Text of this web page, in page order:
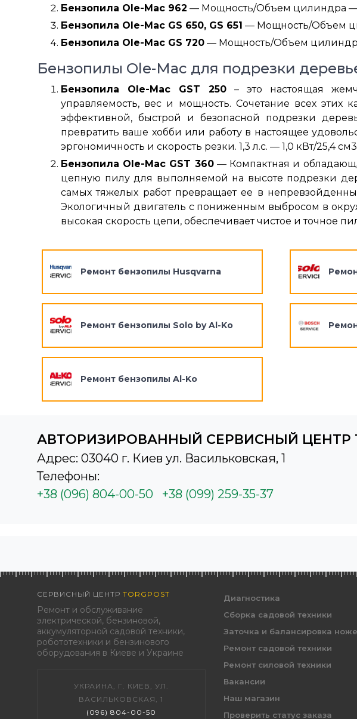
Бензопила Ole-Mac 962 — Мощность/Объем цилиндра —
Бензопила Ole-Mac GS 650, GS 651 — Мощность/Объем
Бензопила Ole-Mac GS 720 — Мощность/Объем
Бензопилы Ole-Mac для подрезки
Бензопила Ole-Mac GST 250– это настоящая
управляемость, вес и мощность. Сочетание всех
эффективной, быстрой и безопасной подрезки
превратить ваше хобби или работу в настоящее
эргономичность и скорость резки. 1,3 л.с. — 1,0 кВт/25,4 см3
Бензопила Ole-Mac GST 360— Компактная и
цепную пилу для выполняемой на высоте подрезки
самых тяжелых работ превращает ее в
Экологичный двигатель с пониженным выбросом в
высокая скорость цепи, обеспечивает чистое и точное
Ремонт бензопилы Husqvarna
Ремонт бензопилы Solo by Al-Ko
Ремонт бензопилы Al-Ko
АВТОРИЗИРОВАННЫЙ СЕРВИСНЫЙ ЦЕНТР
Адрес: 03040 г. Киев ул. Васильковская, 1
Телефоны:
+38 (096) 804-00-50
+38 (099) 259-35-37
СЕРВИСНЫЙ ЦЕНТР TORGPOST
Ремонт и обслуживание
электрической, бензиновой,
аккумуляторной садовой техники,
робототехники и бензинового
оборудования в Киеве и Украине
УКРАИНА, Г. КИЕВ, УЛ.
ВАСИЛЬКОВСКАЯ, 1
(096) 804-00-50
Диагностика
Сборка садовой техники
Заточка и балансировка
Ремонт садовой техники
Ремонт силовой техники
Вакансии
Наш магазин
Проверить статус заказа